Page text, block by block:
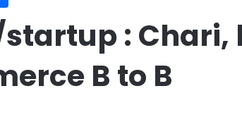
: Chari,
B to B